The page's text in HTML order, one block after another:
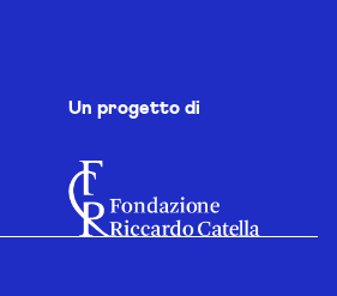
Un progetto di